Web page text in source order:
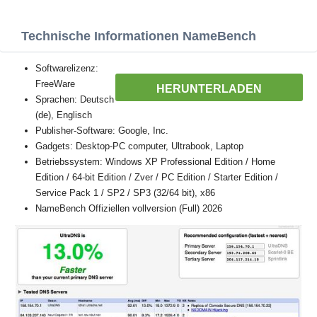
Technische Informationen NameBench
HERUNTERLADEN
Softwarelizenz:
FreeWare
Sprachen: Deutsch
(de), Englisch
Publisher-Software: Google, Inc.
Gadgets: Desktop-PC computer, Ultrabook, Laptop
Betriebssystem: Windows XP Professional Edition / Home
Edition / 64-bit Edition / Zver / PC Edition / Starter Edition /
Service Pack 1 / SP2 / SP3 (32/64 bit), x86
NameBench Offiziellen vollversion (Full) 2026